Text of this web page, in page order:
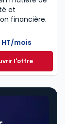
€ TTC
et
financière.
HT/mois
l'offre
Navis Comptable
Dès